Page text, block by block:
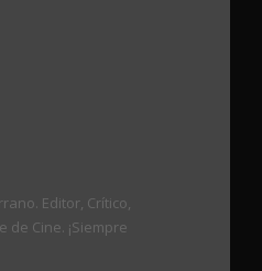
Editor, Crítico,
de Cine. ¡Siempre